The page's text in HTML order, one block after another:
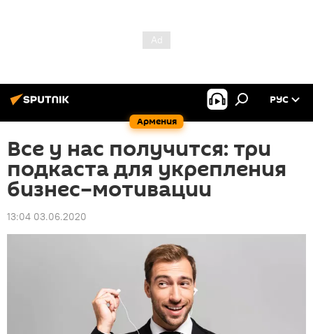
Армения
РУС
Все у нас получится: три
подкаста для укрепления
бизнес–мотивации
13:04 03.06.2020